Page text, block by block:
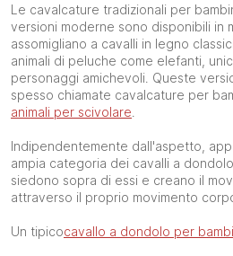
Le cavalcature tradizionali per
versioni moderne sono disponibili in
assomigliano a cavalli in legno
animali di peluche come elefanti,
personaggi amichevoli. Queste
spesso chiamate cavalcature per
animali per scivolare
Indipendentemente dall'aspetto,
ampia categoria dei cavalli a
siedono sopra di essi e creano il
attraverso il proprio movimento
Un tipicocavallo a dondolo per